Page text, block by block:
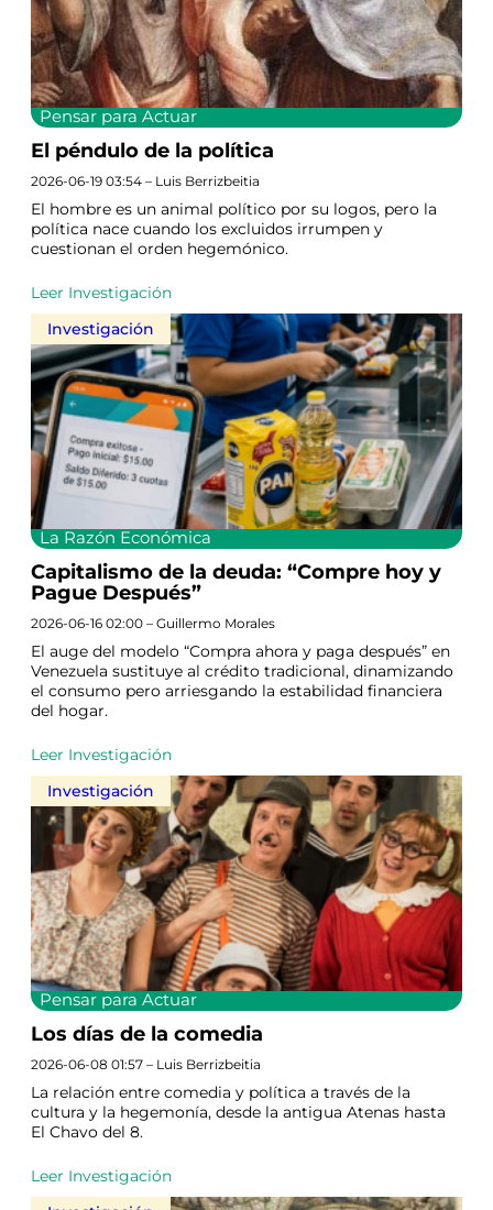
Pensar para Actuar
El péndulo de la política
2026-06-19 03:54 – Luis Berrizbeitia
El hombre es un animal político por su logos, pero la
política nace cuando los excluidos irrumpen y
cuestionan el orden hegemónico.
Leer Investigación
Investigación
La Razón Económica
Capitalismo de la deuda: “Compre hoy y
Pague Después”
2026-06-16 02:00 – Guillermo Morales
El auge del modelo “Compra ahora y paga después” en
Venezuela sustituye al crédito tradicional, dinamizando
el consumo pero arriesgando la estabilidad financiera
del hogar.
Leer Investigación
Investigación
Pensar para Actuar
Los días de la comedia
2026-06-08 01:57 – Luis Berrizbeitia
La relación entre comedia y política a través de la
cultura y la hegemonía, desde la antigua Atenas hasta
El Chavo del 8.
Leer Investigación